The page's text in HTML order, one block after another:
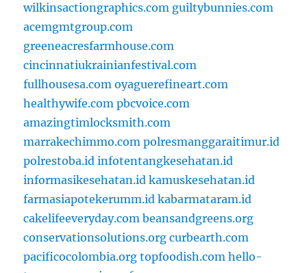
wilkinsactiongraphics.com guiltybunnies.com
acemgmtgroup.com
greeneacresfarmhouse.com
cincinnatiukrainianfestival.com
fullhousesa.com oyaguerefineart.com
healthywife.com pbcvoice.com
amazingtimlocksmith.com
marrakechimmo.com polresmanggaraitimur.id
polrestoba.id infotentangkesehatan.id
informasikesehatan.id kamuskesehatan.id
farmasiapotekerumm.id kabarmataram.id
cakelifeeveryday.com beansandgreens.org
conservationsolutions.org curbearth.com
pacificocolombia.org topfoodish.com hello-